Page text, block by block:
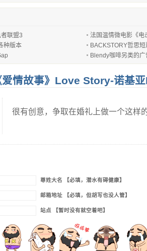
联盟3
法国温情微电影《
种版本
BACKSTORY哲思
Blendy咖啡另类的广
爱情故事》Love Story-诺基
很有创意，争取在婚礼上做一个这样
尊姓大名 【必填，潜水有碍健康】
邮箱地址 【必填，但胡写也没人管】
站点 【暂时没有就空着吧】